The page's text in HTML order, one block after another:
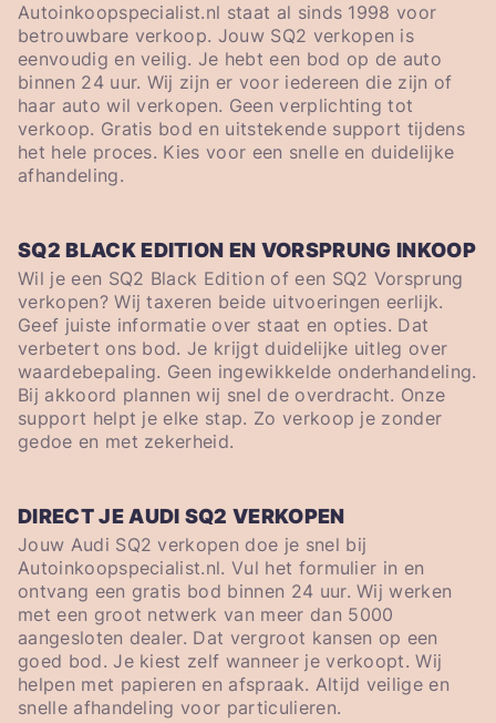
Autoinkoopspecialist.nl staat al sinds 1998 voor
betrouwbare verkoop. Jouw SQ2 verkopen is
eenvoudig en veilig. Je hebt een bod op de auto
binnen 24 uur. Wij zijn er voor iedereen die zijn of
haar auto wil verkopen. Geen verplichting tot
verkoop. Gratis bod en uitstekende support tijdens
het hele proces. Kies voor een snelle en duidelijke
afhandeling.
SQ2 BLACK EDITION EN VORSPRUNG INKOOP
Wil je een SQ2 Black Edition of een SQ2 Vorsprung
verkopen? Wij taxeren beide uitvoeringen eerlijk.
Geef juiste informatie over staat en opties. Dat
verbetert ons bod. Je krijgt duidelijke uitleg over
waardebepaling. Geen ingewikkelde onderhandeling.
Bij akkoord plannen wij snel de overdracht. Onze
support helpt je elke stap. Zo verkoop je zonder
gedoe en met zekerheid.
DIRECT JE AUDI SQ2 VERKOPEN
Jouw Audi SQ2 verkopen doe je snel bij
Autoinkoopspecialist.nl. Vul het formulier in en
ontvang een gratis bod binnen 24 uur. Wij werken
met een groot netwerk van meer dan 5000
aangesloten dealer. Dat vergroot kansen op een
goed bod. Je kiest zelf wanneer je verkoopt. Wij
helpen met papieren en afspraak. Altijd veilige en
snelle afhandeling voor particulieren.